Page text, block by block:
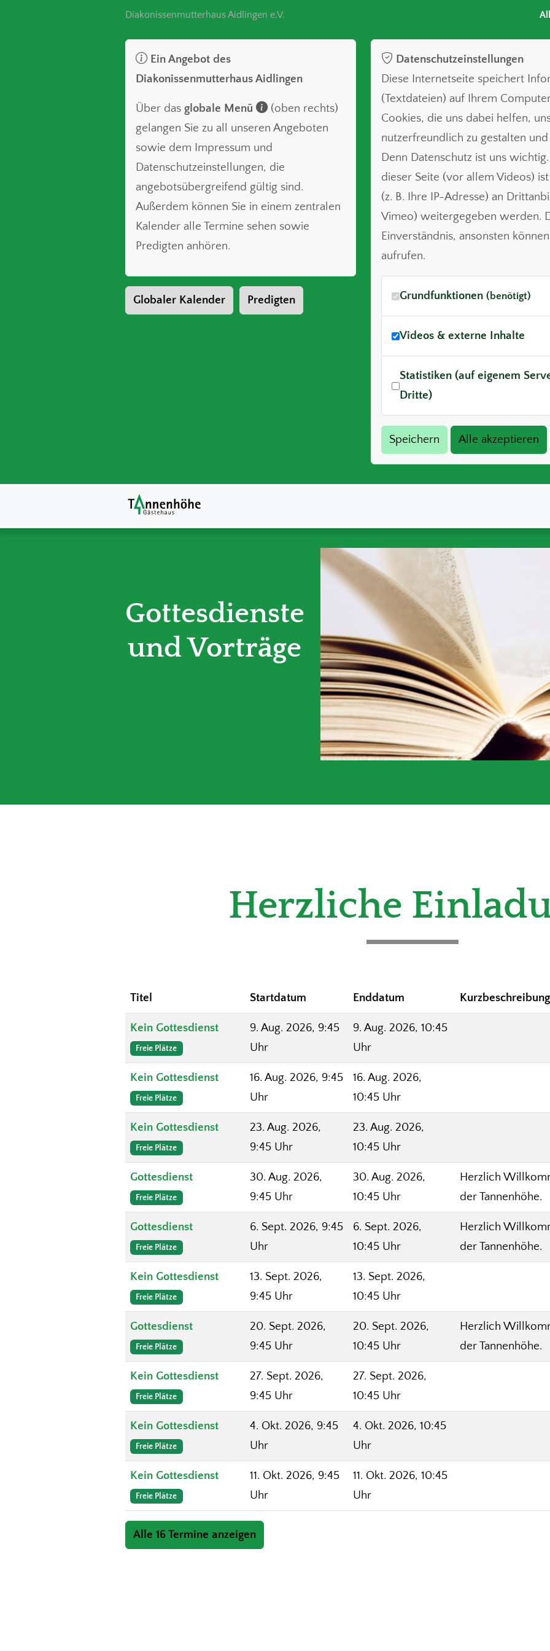
Diakonissenmutterhaus Aidlingen e.V.
Ein Angebot des
Diakonissenmutterhaus Aidlingen
Über das globale Menü
(oben rechts)
gelangen Sie zu all unseren Angeboten
sowie dem Impressum und
Datenschutzeinstellungen, die
angebotsübergreifend gültig sind.
Außerdem können Sie in einem zentralen
Kalender alle Termine sehen sowie
Predigten anhören.
Globaler Kalender Predigten
Datenschutzeinstellungen
Diese Internetseite speichert
(Textdateien) auf Ihrem
Cookies, die uns dabei helfen,
nutzerfreundlich zu gestalten
Denn Datenschutz ist uns
dieser Seite (vor allem Videos)
(z. B. Ihre IP-Adresse) an
Vimeo) weitergegeben werden.
Einverständnis, ansonsten
aufrufen.
Grundfunktionen (benötigt)
Videos & externe Inhalte
Statistiken (auf eigenem
Dritte)
Gottesdienste
und Vorträge
Herzliche
Titel Startdatum Enddatum Kurzbeschreibung
Kein Gottesdienst
Freie Plätze
9. Aug. 2026, 9:45
Uhr
9. Aug. 2026, 10:45
Uhr
Kein Gottesdienst
Freie Plätze
16. Aug. 2026, 9:45
Uhr
16. Aug. 2026,
10:45 Uhr
Kein Gottesdienst
Freie Plätze
23. Aug. 2026,
9:45 Uhr
23. Aug. 2026,
10:45 Uhr
Gottesdienst
Freie Plätze
30. Aug. 2026,
9:45 Uhr
30. Aug. 2026,
10:45 Uhr
Herzlich
der Tannenhöhe.
Gottesdienst
Freie Plätze
6. Sept. 2026, 9:45
Uhr
6. Sept. 2026,
10:45 Uhr
Herzlich
der Tannenhöhe.
Kein Gottesdienst
Freie Plätze
13. Sept. 2026,
9:45 Uhr
13. Sept. 2026,
10:45 Uhr
Gottesdienst
Freie Plätze
20. Sept. 2026,
9:45 Uhr
20. Sept. 2026,
10:45 Uhr
Herzlich
der Tannenhöhe.
Kein Gottesdienst
Freie Plätze
27. Sept. 2026,
9:45 Uhr
27. Sept. 2026,
10:45 Uhr
Kein Gottesdienst
Freie Plätze
4. Okt. 2026, 9:45
Uhr
4. Okt. 2026, 10:45
Uhr
Kein Gottesdienst
Freie Plätze
11. Okt. 2026, 9:45
Uhr
11. Okt. 2026, 10:45
Uhr
Alle 16 Termine anzeigen